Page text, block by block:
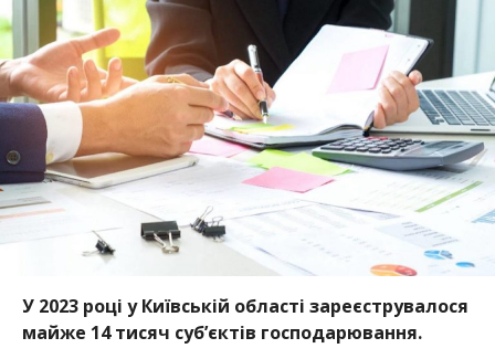
У 2023 році у Київській області зареєструвалося
майже 14 тисяч суб’єктів господарювання.